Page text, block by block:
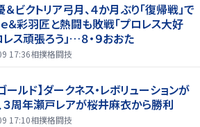
ビクトリア弓月、４か月ぶり「復帰戦」で
ｅ＆彩羽匠と熱闘も敗戦「プロレス大好
ス頑張ろう」…８・９おおた
17:36相撲格闘技
ールド】ダークネス・レボリューションが
３周年瀬戸レアが桜井麻衣から勝利
17:10相撲格闘技